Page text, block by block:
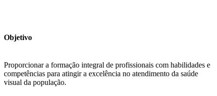
Objetivo
Proporcionar a formação integral de profissionais com habilidades e
competências para atingir a excelência no atendimento da saúde
visual da população.